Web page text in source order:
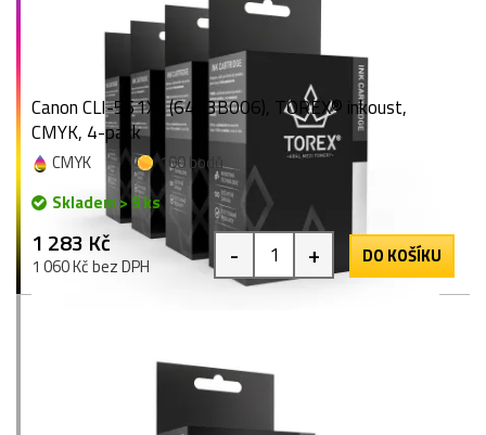
Canon CLI-551XL (6443B006), TOREX® inkoust,
CMYK, 4-pack
CMYK
100 bodů
Skladem > 9 ks
1 283 Kč
1 060 Kč bez DPH - + DO KOŠÍKU